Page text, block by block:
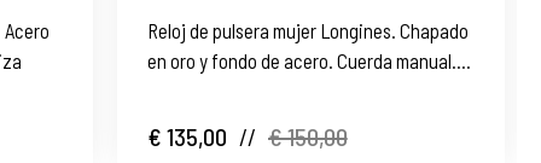
Reloj de pulsera mujer Longines. Chapado
en oro y fondo de acero. Cuerda manual.
€ 135,00 // € 150,00